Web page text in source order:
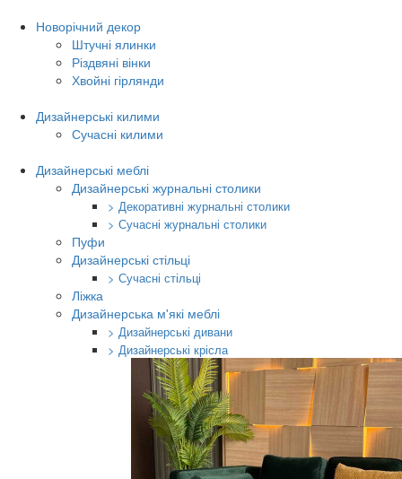
Новорічний декор
Штучні ялинки
Різдвяні вінки
Хвойні гірлянди
Дизайнерські килими
Сучасні килими
Дизайнерські меблі
Дизайнерські журнальні столики
> Декоративні журнальні столики
> Сучасні журнальні столики
Пуфи
Дизайнерські стільці
> Сучасні стільці
Ліжка
Дизайнерська м'які меблі
> Дизайнерські дивани
> Дизайнерські крісла